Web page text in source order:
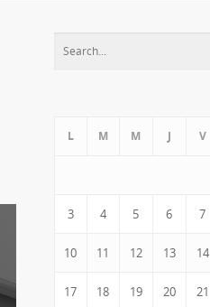
L M M J V
3 4 5 6 7
10 11 12 13 14
17 18 19 20 21